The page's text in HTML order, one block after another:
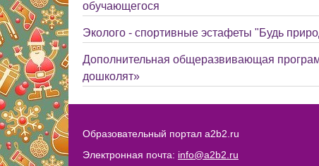
обучающегося
Эколого - спортивные эстафеты "Будь
Дополнительная общеразвивающая
дошколят»
Образовательный портал a2b2.ru
Электронная почта: info@a2b2.ru